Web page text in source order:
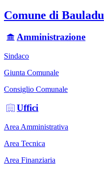
Comune di Bauladu
Amministrazione
Sindaco
Giunta Comunale
Consiglio Comunale
Uffici
Area Amministrativa
Area Tecnica
Area Finanziaria